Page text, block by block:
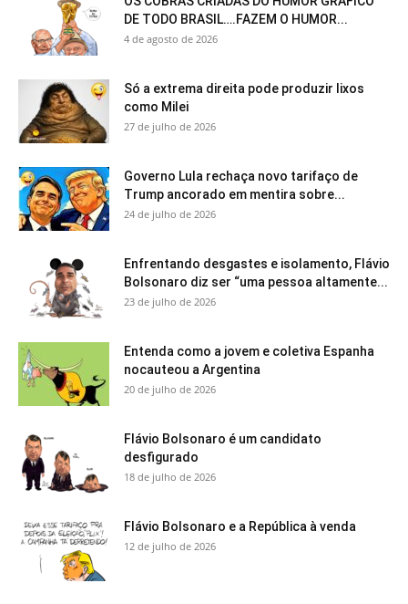
DE TODO BRASIL….FAZEM O HUMOR...
4 de agosto de 2026
Só a extrema direita pode produzir lixos
como Milei
27 de julho de 2026
Governo Lula rechaça novo tarifaço de
Trump ancorado em mentira sobre...
24 de julho de 2026
Enfrentando desgastes e isolamento, Flávio
Bolsonaro diz ser “uma pessoa altamente...
23 de julho de 2026
Entenda como a jovem e coletiva Espanha
nocauteou a Argentina
20 de julho de 2026
Flávio Bolsonaro é um candidato
desfigurado
18 de julho de 2026
Flávio Bolsonaro e a República à venda
12 de julho de 2026